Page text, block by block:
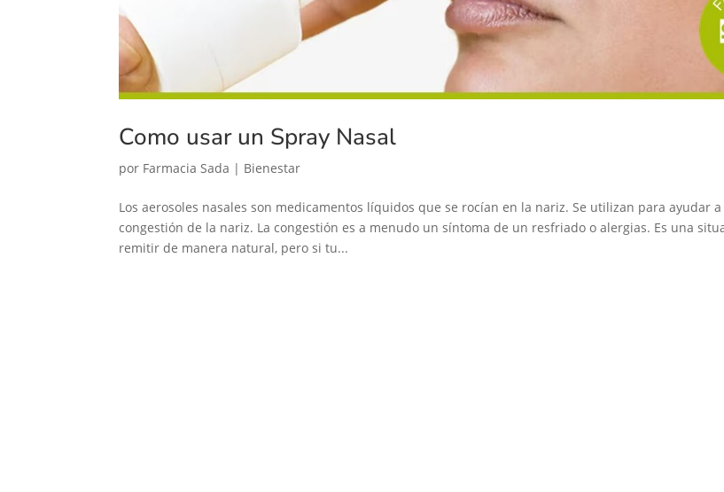
Como usar un Spray Nasal
por Farmacia Sada | Bienestar
Los aerosoles nasales son medicamentos líquidos que se rocían en la nariz. Se utilizan para ayudar
congestión de la nariz. La congestión es a menudo un síntoma de un resfriado o alergias. Es una
remitir de manera natural, pero si tu...